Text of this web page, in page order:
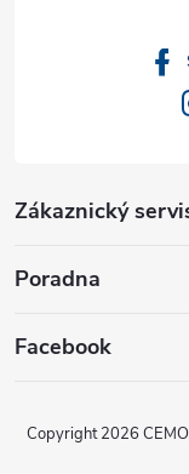
Zákaznický
Poradna
Facebook
Copyright 2026